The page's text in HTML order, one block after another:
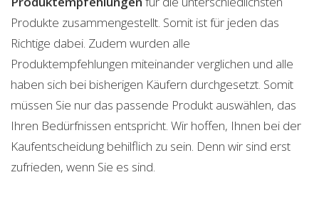
Produkte zusammengestellt. Somit ist für jeden das
Richtige dabei. Zudem wurden alle
Produktempfehlungen miteinander verglichen und alle
haben sich bei bisherigen Käufern durchgesetzt. Somit
müssen Sie nur das passende Produkt auswählen, das
Ihren Bedürfnissen entspricht. Wir hoffen, Ihnen bei der
Kaufentscheidung behilflich zu sein. Denn wir sind erst
zufrieden, wenn Sie es sind.